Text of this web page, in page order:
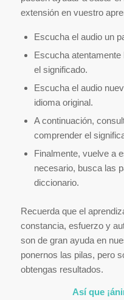
extensión en vuestro
Escucha el audio un
Escucha
el significado.
Escucha el audio
idioma original.
A continuación,
comprender el
Finalmente, vuelve a
necesario, busca las
diccionario.
Recuerda que el
constancia, esfuerzo y
son de gran ayuda en
ponernos las pilas, pero
obtengas resultados.
Así que